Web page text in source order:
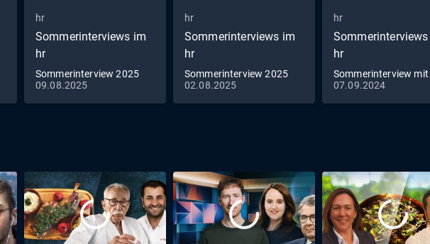
hr
Sommerinterviews im
hr
Sommerinterview 2025
mit Mathias Wagner,
Grüne
09.08.2025
hr
Sommerinterviews im
hr
Sommerinterview 2025
mit Kaweh Mansoori, SPD
02.08.2025
hr
hr
Sommerinterview mit
Ministerpräsident
Rhein, CDU
07.09.2024